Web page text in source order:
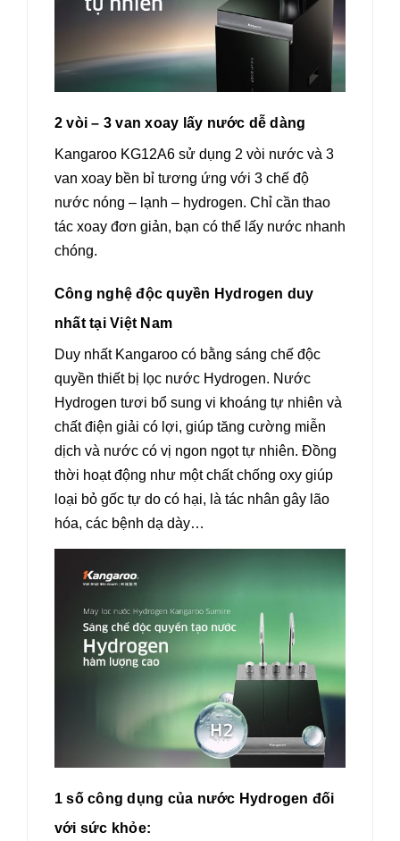
2 vòi – 3 van xoay lấy nước dễ dàng
Kangaroo KG12A6 sử dụng 2 vòi nước và 3
van xoay bền bỉ tương ứng với 3 chế độ
nước nóng – lạnh – hydrogen. Chỉ cần thao
tác xoay đơn giản, bạn có thể lấy nước nhanh
chóng.
Công nghệ độc quyền Hydrogen duy
nhất tại Việt Nam
Duy nhất Kangaroo có bằng sáng chế độc
quyền thiết bị lọc nước Hydrogen. Nước
Hydrogen tươi bổ sung vi khoáng tự nhiên và
chất điện giải có lợi, giúp tăng cường miễn
dịch và nước có vị ngon ngọt tự nhiên. Đồng
thời hoạt động như một chất chống oxy giúp
loại bỏ gốc tự do có hại, là tác nhân gây lão
hóa, các bệnh dạ dày…
1 số công dụng của nước Hydrogen đối
với sức khỏe: